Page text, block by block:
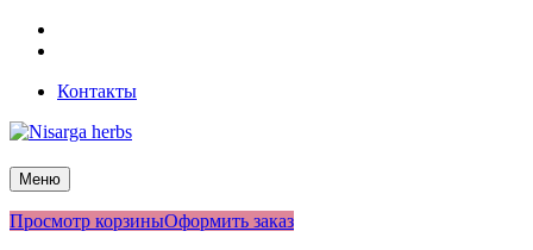
Перейти
Контакты
Nisarga herbs
Меню
Просмотр корзиныОформить заказ